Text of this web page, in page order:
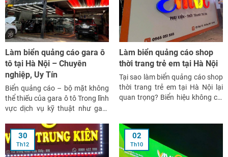
Làm biển quảng cáo gara ô
tô tại Hà Nội – Chuyên
nghiệp, Uy Tín
Biển quảng cáo – bộ mặt không
thể thiếu của gara ô tô Trong lĩnh
vực dịch vụ kỹ thuật như gara
biển hiệu không chỉ để khách
nhận diện địa điểm, mà còn là
yếu tố then chốt thể […]
Làm biển quảng cáo shop
thời trang trẻ em tại Hà Nội
Tại sao làm biển quảng cáo shop
thời trang trẻ em tại Hà Nội lại
quan trọng? Biển hiệu không chỉ
quan hiệu quả nhất. Với shop
thời trang trẻ em, biển quảng cáo
[…]
30
Th12
02
Th10